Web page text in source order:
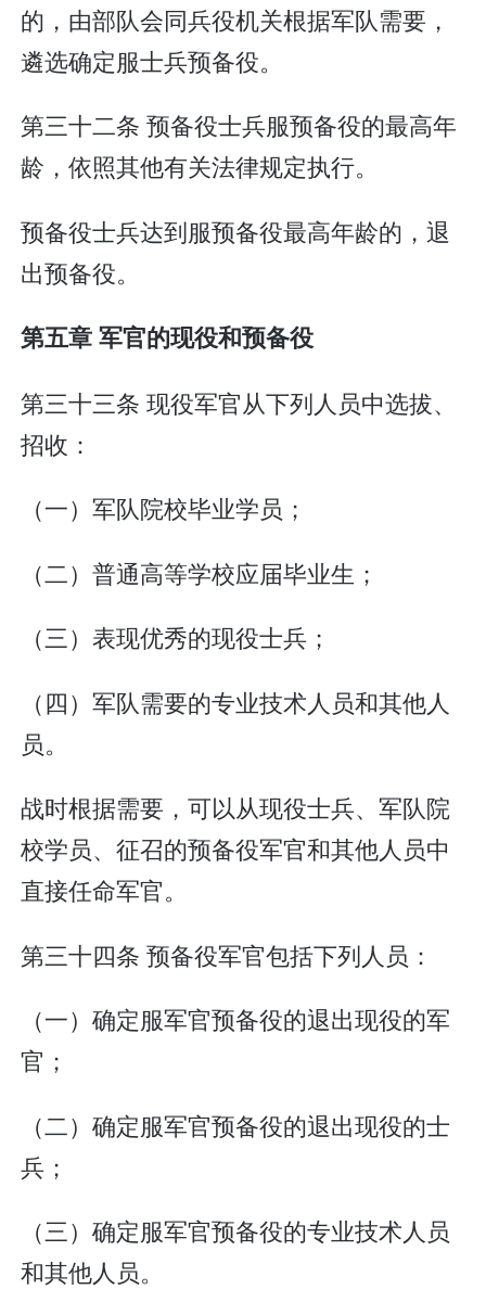
的，由部队会同兵役机关根据军队需要，
遴选确定服士兵预备役。
第三十二条 预备役士兵服预备役的最高年
龄，依照其他有关法律规定执行。
预备役士兵达到服预备役最高年龄的，退
出预备役。
第五章 军官的现役和预备役
第三十三条 现役军官从下列人员中选拔、
招收：
（一）军队院校毕业学员；
（二）普通高等学校应届毕业生；
（三）表现优秀的现役士兵；
（四）军队需要的专业技术人员和其他人
员。
战时根据需要，可以从现役士兵、军队院
校学员、征召的预备役军官和其他人员中
直接任命军官。
第三十四条 预备役军官包括下列人员：
（一）确定服军官预备役的退出现役的军
官；
（二）确定服军官预备役的退出现役的士
兵；
（三）确定服军官预备役的专业技术人员
和其他人员。